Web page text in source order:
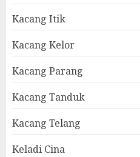
Kacang Itik
Kacang Kelor
Kacang Parang
Kacang Tanduk
Kacang Telang
Keladi Cina